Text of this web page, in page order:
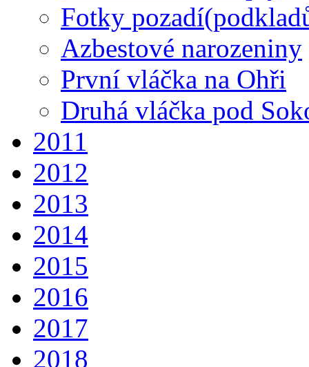
Fotky
Azbestové narozeniny
První vláčka na Ohři
Druhá vláčka pod
2011
2012
2013
2014
2015
2016
2017
2018